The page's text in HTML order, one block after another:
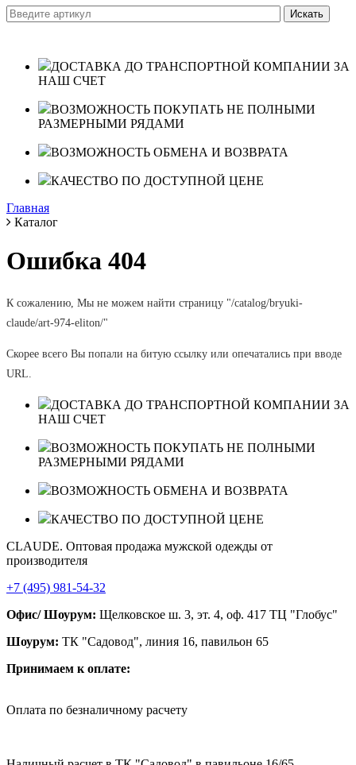
ДОСТАВКА ДО ТРАНСПОРТНОЙ КОМПАНИИ ЗА
НАШ СЧЕТ
ВОЗМОЖНОСТЬ ПОКУПАТЬ НЕ ПОЛНЫМИ
РАЗМЕРНЫМИ РЯДАМИ
ВОЗМОЖНОСТЬ ОБМЕНА И ВОЗВРАТА
КАЧЕСТВО ПО ДОСТУПНОЙ ЦЕНЕ
Главная
Каталог
Ошибка 404
К сожалению, Мы не можем найти страницу "/catalog/bryuki-
claude/art-974-eliton/"
Скорее всего Вы попали на битую ссылку или опечатались при вводе
URL.
ДОСТАВКА ДО ТРАНСПОРТНОЙ КОМПАНИИ ЗА
НАШ СЧЕТ
ВОЗМОЖНОСТЬ ПОКУПАТЬ НЕ ПОЛНЫМИ
РАЗМЕРНЫМИ РЯДАМИ
ВОЗМОЖНОСТЬ ОБМЕНА И ВОЗВРАТА
КАЧЕСТВО ПО ДОСТУПНОЙ ЦЕНЕ
CLAUDE. Оптовая продажа мужской одежды от
производителя
+7 (495) 981-54-32
Офис/ Шоурум: Щелковское ш. 3, эт. 4, оф. 417 ТЦ "Глобус"
Шоурум: ТК "Садовод", линия 16, павильон 65
Принимаем к оплате:
Оплата по безналичному расчету